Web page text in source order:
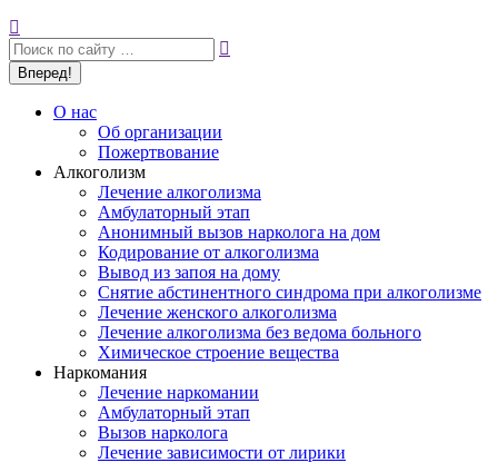
Поиск:
О нас
Об организации
Пожертвование
Алкоголизм
Лечение алкоголизма
Амбулаторный этап
Анонимный вызов нарколога на дом
Кодирование от алкоголизма
Вывод из запоя на дому
Снятие абстинентного синдрома при алкоголизме
Лечение женского алкоголизма
Лечение алкоголизма без ведома больного
Химическое строение вещества
Наркомания
Лечение наркомании
Амбулаторный этап
Вызов нарколога
Лечение зависимости от лирики